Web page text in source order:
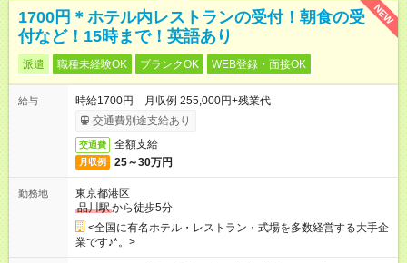
NEW
1700円＊ホテル内レストランの受付！朝食の受
付など！15時まで！英語あり
派遣 職種未経験OK ブランクOK WEB登録・面接OK
給与
時給1700円 月収例 255,000円+残業代
交通費別途支給あり
交通費 全額支給
月収例 25～30万円
勤務地
東京都港区
品川駅から徒歩5分
<全国に有名ホテル・レストラン・式場を多数経営する大手企
業です♪*。>